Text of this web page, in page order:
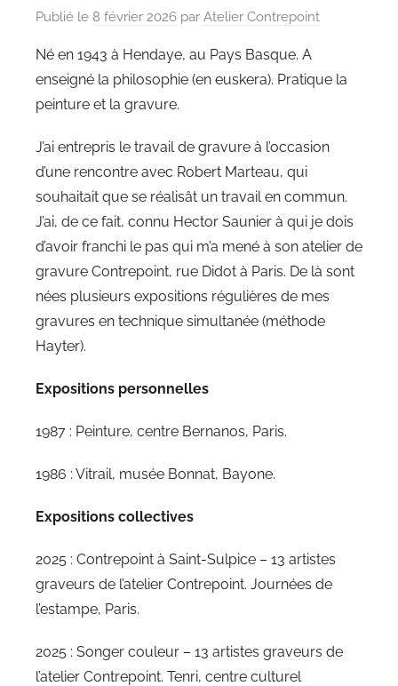
Publié le 8 février 2026 par Atelier Contrepoint
Né en 1943 à Hendaye, au Pays Basque. A
enseigné la philosophie (en euskera). Pratique la
peinture et la gravure.
J’ai entrepris le travail de gravure à l’occasion
d’une rencontre avec Robert Marteau, qui
souhaitait que se réalisât un travail en commun.
J’ai, de ce fait, connu Hector Saunier à qui je dois
d’avoir franchi le pas qui m’a mené à son atelier de
gravure Contrepoint, rue Didot à Paris. De là sont
nées plusieurs expositions régulières de mes
gravures en technique simultanée (méthode
Hayter).
Expositions personnelles
1987 : Peinture, centre Bernanos, Paris.
1986 : Vitrail, musée Bonnat, Bayone.
Expositions collectives
2025 : Contrepoint à Saint-Sulpice – 13 artistes
graveurs de l’atelier Contrepoint. Journées de
l’estampe, Paris.
2025 : Songer couleur – 13 artistes graveurs de
l’atelier Contrepoint. Tenri, centre culturel